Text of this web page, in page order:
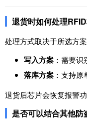
退货时如何处理
处理方式取决于所选方案
写入方案 ：需要识
落库方案 ：支持
退货后芯片会恢复报警功
是否可以结合其他防